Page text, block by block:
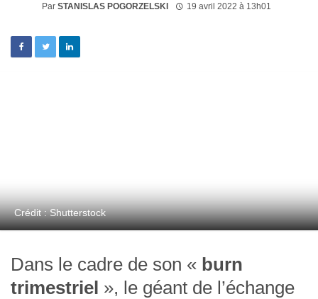
Par STANISLAS POGORZELSKI 19 avril 2022 à 13h01
Crédit : Shutterstock
Dans le cadre de son « burn
trimestriel », le géant de l’échange